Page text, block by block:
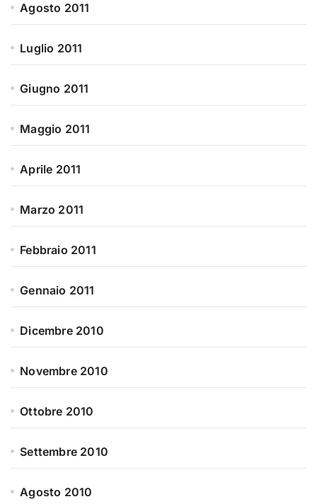
Agosto 2011
Luglio 2011
Giugno 2011
Maggio 2011
Aprile 2011
Marzo 2011
Febbraio 2011
Gennaio 2011
Dicembre 2010
Novembre 2010
Ottobre 2010
Settembre 2010
Agosto 2010